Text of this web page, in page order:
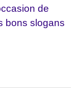
de
bons slogans